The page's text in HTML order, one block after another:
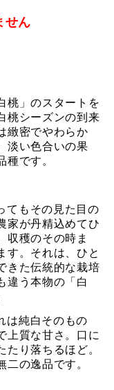
せん
桃」のスタートを
桃シーズンの到来
緻密でやわらか
淡い色合いの果
種です。
てもその見た目の
家が丹精込めてひ
収穫のその時ま
す。それは、ひと
きた伝統的な栽培
違う本物の「白
は純白そのもの
上質な甘さ。口に
たり落ちるほど。
の逸品です。